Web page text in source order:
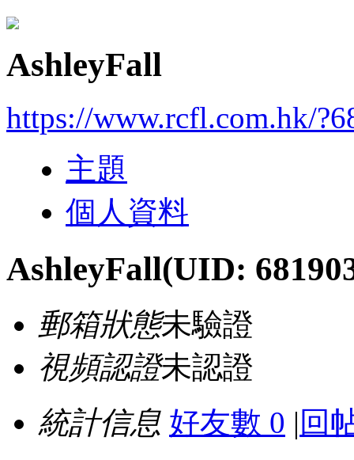
AshleyFall
https://www.rcfl.com.hk/
主題
個人資料
AshleyFall(UID:
郵箱狀態未驗證
視頻認證未認證
統計信息 好友數 0 | 回